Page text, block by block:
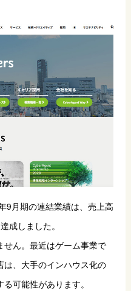
9月期の連結業績は、売上高
成しました。
せん。最近はゲーム事業で
、大手のインハウス化の
可能性があります。